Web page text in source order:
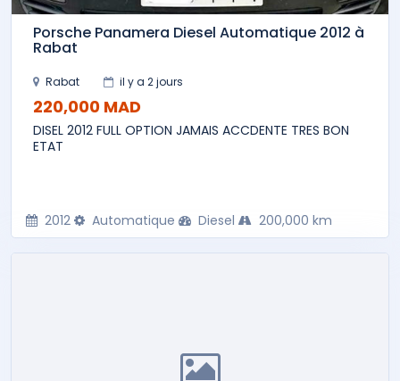
Porsche Panamera Diesel Automatique 2012 à
Rabat
Rabat il y a 2 jours
220,000 MAD
DISEL 2012 FULL OPTION JAMAIS ACCDENTE TRES BON
ETAT
2012 Automatique Diesel 200,000 km